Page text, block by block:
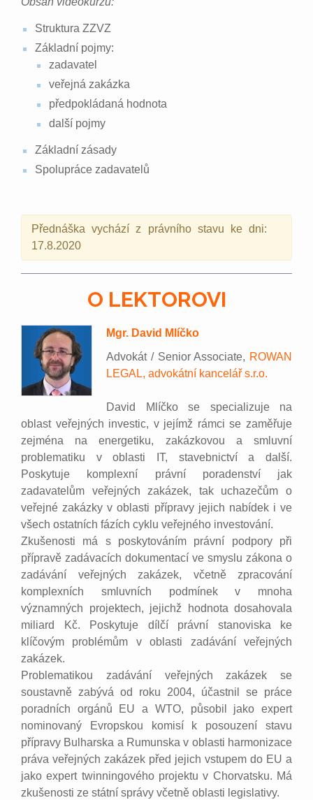
Struktura ZZVZ
Základní pojmy:
zadavatel
veřejná zakázka
předpokládaná hodnota
další pojmy
Základní zásady
Spolupráce zadavatelů
Přednáška vychází z právního stavu ke dni:
17.8.2020
O LEKTOROVI
Mgr. David Mlíčko
Advokát / Senior Associate, ROWAN
LEGAL, advokátní kancelář s.r.o.
David Mlíčko se specializuje na
oblast veřejných investic, v jejímž rámci se zaměřuje
zejména na energetiku, zakázkovou a smluvní
problematiku v oblasti IT, stavebnictví a další.
Poskytuje komplexní právní poradenství jak
zadavatelům veřejných zakázek, tak uchazečům o
veřejné zakázky v oblasti přípravy jejich nabídek i ve
všech ostatních fázích cyklu veřejného investování.
Zkušenosti má s poskytováním právní podpory při
přípravě zadávacích dokumentací ve smyslu zákona o
zadávání veřejných zakázek, včetně zpracování
komplexních smluvních podmínek v mnoha
významných projektech, jejichž hodnota dosahovala
miliard Kč. Poskytuje dílčí právní stanoviska ke
klíčovým problémům v oblasti zadávání veřejných
zakázek.
Problematikou zadávání veřejných zakázek se
soustavně zabývá od roku 2004, účastnil se práce
poradních orgánů EU a WTO, působil jako expert
nominovaný Evropskou komisí k posouzení stavu
přípravy Bulharska a Rumunska v oblasti harmonizace
práva veřejných zakázek před jejich vstupem do EU a
jako expert twinningového projektu v Chorvatsku. Má
zkušenosti ze státní správy včetně oblasti legislativy.